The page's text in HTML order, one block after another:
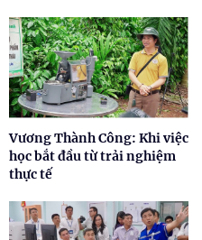
Vương Thành Công: Khi việc
học bắt đầu từ trải nghiệm
thực tế